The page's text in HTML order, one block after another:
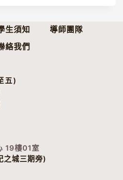
生須知
導師團隊
絡我們
五)
19樓01室
之城三期旁)